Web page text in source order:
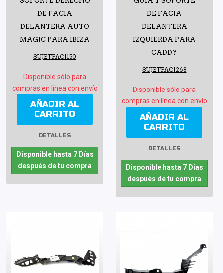
DE FACIA
DELANTERA AUTO
MAGIC PARA IBIZA
SUJETFACI150
Disponible sólo para
compras en línea con envío
AÑADIR AL
CARRITO
DETALLES
Disponible hasta 7 Días
después de tu compra
DE FACIA
DELANTERA
IZQUIERDA PARA
CADDY
SUJETFACI268
Disponible sólo para
compras en línea con envío
AÑADIR AL
CARRITO
DETALLES
Disponible hasta 7 Días
después de tu compra